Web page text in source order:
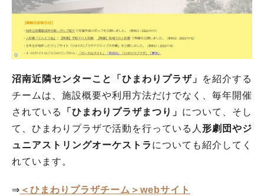
沼南近隣センターこと「ひまわりプラザ」
を紹介する
チームは、施設概要や利用方法だけでなく、毎年開催
されている
「ひまわりプラザまつり」 について、そし
て、ひまわりプラザで活動を行っている人 形劇団やジ
ュニアストリングオーケストラ についても紹介してく
れています。
⇒ ＜ひまわりプラザチーム＞webサイト